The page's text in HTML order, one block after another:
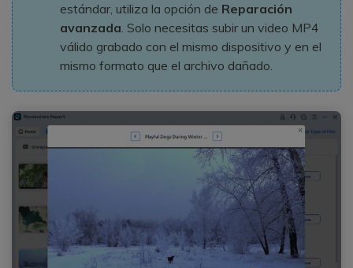
estándar, utiliza la opción de Reparación
avanzada. Solo necesitas subir un video MP4
válido grabado con el mismo dispositivo y en el
mismo formato que el archivo dañado.